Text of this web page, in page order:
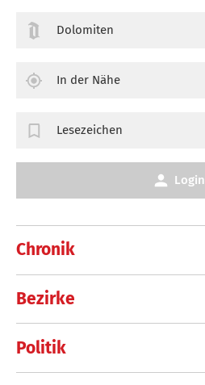
Chronik
Bezirke
Politik
Dolomiten
In der Nähe
Lesezeichen
Login